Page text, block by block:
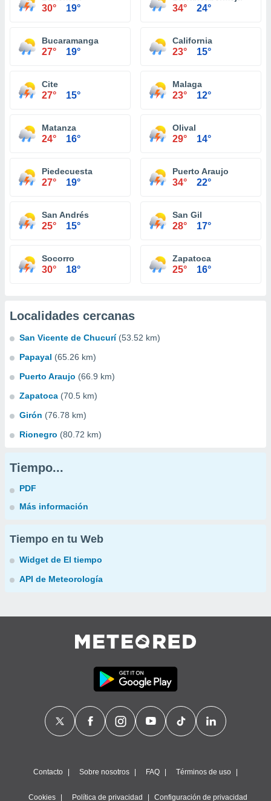
30° 19° 34° 24°
Bucaramanga
27° 19°
California
23° 15°
Cite
27° 15°
Malaga
23° 12°
Matanza
24° 16°
Olival
29° 14°
Piedecuesta
27° 19°
Puerto Araujo
34° 22°
San Andrés
25° 15°
San Gil
28° 17°
Socorro
30° 18°
Zapatoca
25° 16°
Localidades cercanas
San Vicente de Chucurí (53.52 km)
Papayal (65.26 km)
Puerto Araujo (66.9 km)
Zapatoca (70.5 km)
Girón (76.78 km)
Rionegro (80.72 km)
Tiempo...
PDF
Más información
Tiempo en tu Web
Widget de El tiempo
API de Meteorología
Contacto Sobre nosotros FAQ Términos de uso
Cookies Política de privacidad Configuración de privacidad